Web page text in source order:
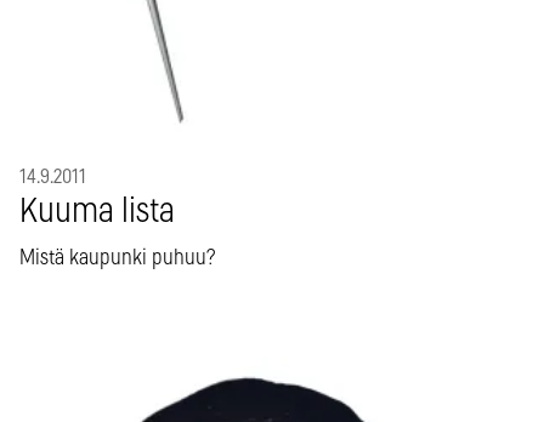
14.9.2011
Kuuma lista
Mistä kaupunki puhuu?